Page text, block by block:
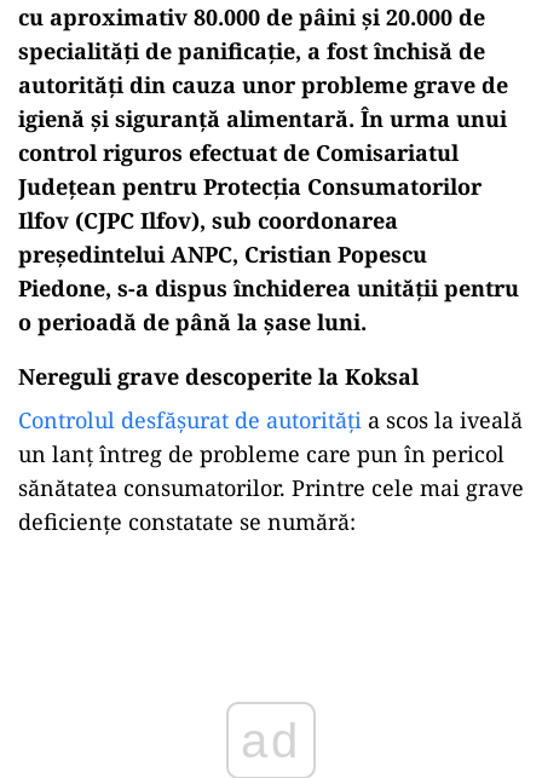
cu aproximativ 80.000 de pâini și 20.000 de
specialități de panificație, a fost închisă de
autorități din cauza unor probleme grave de
igienă și siguranță alimentară. În urma unui
control riguros efectuat de Comisariatul
Județean pentru Protecția Consumatorilor
Ilfov (CJPC Ilfov), sub coordonarea
președintelui ANPC, Cristian Popescu
Piedone, s-a dispus închiderea unității pentru
o perioadă de până la șase luni.
Nereguli grave descoperite la Koksal
Controlul desfășurat de autorități a scos la iveală
un lanț întreg de probleme care pun în pericol
sănătatea consumatorilor. Printre cele mai grave
deficiențe constatate se numără: